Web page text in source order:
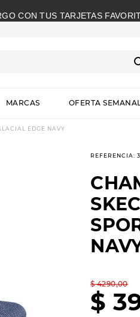
CON TUS TARJETAS
MARCAS OFERTA
EDGE NAVY
REFERENCIA:
$ 4290,00
$